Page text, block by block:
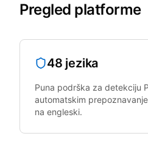
Pregled platforme
48 jezika
Puna podrška za detekciju
automatskim
na engleski.